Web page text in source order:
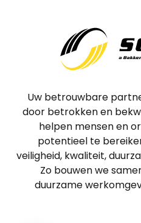
Uw betrouwbare
door betrokken en
helpen mensen en
potentieel te
veiligheid, kwaliteit,
Zo bouwen we
duurzame